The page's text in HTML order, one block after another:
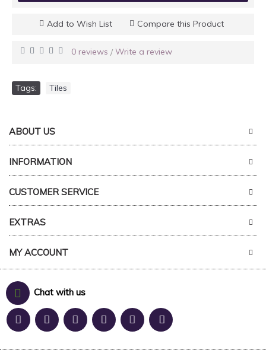
Add to Wish List Compare this Product
0 reviews / Write a review
Tags: Tiles
ABOUT US
INFORMATION
CUSTOMER SERVICE
EXTRAS
MY ACCOUNT
Chat with us